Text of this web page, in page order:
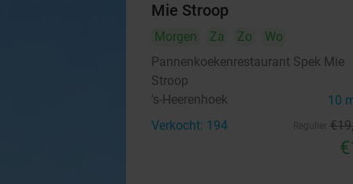
Mie Stroop
Morgen Za Zo
Wo
Pannenkoekenrestaurant Spek Mie
Stroop
's-Heerenhoek 10
Verkocht: 194 €19